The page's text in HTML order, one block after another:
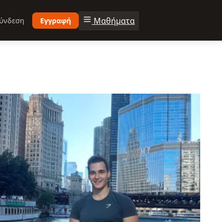
Εγγραφή Μαθήματα